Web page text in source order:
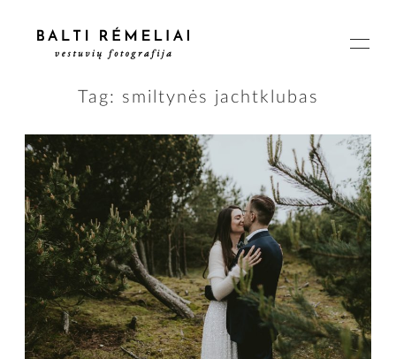
PAGRINDINIS
APIE
ISTORIJOS
KAINOS
Tag: smiltynės jachtklubas